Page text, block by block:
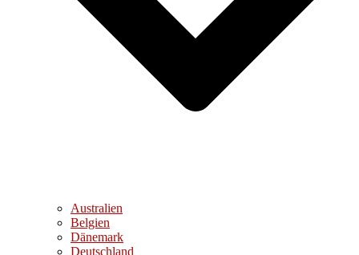
Australien
Belgien
Dänemark
Deutschland